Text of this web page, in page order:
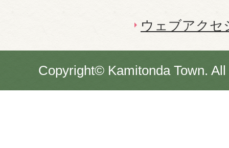
ウェブアクセ
Copyright© Kamitonda Town.